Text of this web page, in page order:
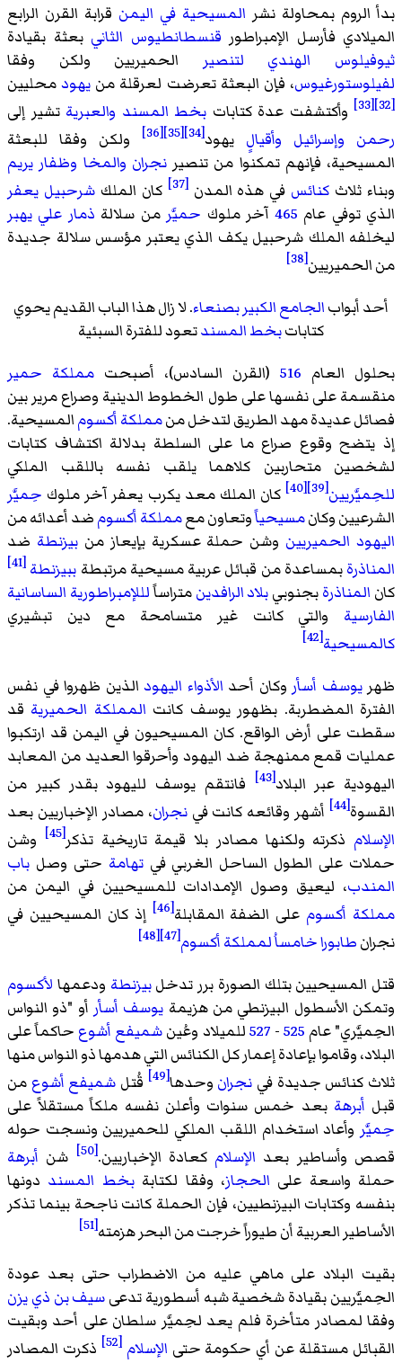
بدأ الروم بمحاولة نشر المسيحية في اليمن قرابة القرن الرابع
الميلادي فأرسل الإمبراطور قنسطانطيوس الثاني بعثة بقيادة
ثيوفيلوس الهندي
لتنصير الحميريين ولكن وفقا
لفيلوستورغيوس، فإن البعثة تعرضت لعرقلة من يهودمحليين
[32]
[33] وأكتشفت عدة كتابات بخط المسند والعبرية تشير إلى
رحمن وإسرائيل وأقيالٍ يهود[34]
[35]
[36]
ولكن وفقا للبعثة
المسيحية، فإنهم تمكنوا من تنصيرنجران والمخا وظفار يريم
وبناء ثلاث كنائس في هذه المدن[37] كان الملكشرحبيل يعفر
الذي توفي عام 465 آخر ملوك حميَّر من سلالة ذمار علي يهبر
ليخلفه الملك شرحبيل يكف الذي يعتبر مؤسس سلالة جديدة
من الحميريين[38]
أحد أبوابالجامع الكبير بصنعاء. لا زال هذا الباب القديم يحوي
كتاباتبخط المسندتعود للفترة السبئية
بحلول العام 516 (القرن السادس)، أصبحت مملكة حمير
منقسمة على نفسها على طول الخطوط الدينية وصراع مرير بين
فصائل عديدة مهد الطريق لتدخل منمملكة أكسومالمسيحية.
إذ يتضح وقوع صراع ما على السلطة بدلالة اكتشاف كتابات
لشخصين متحاربين كلاهما يلقب نفسه باللقب الملكي
للحِميَّريين[39]
[40] كان الملكمعد يكرب يعفر آخر ملوك حِميَّر
الشرعيين وكانمسيحياًوتعاون معمملكة أكسومضد أعدائه من
اليهود الحميريين وشن حملة عسكرية بإيعاز منبيزنطة ضد
المناذرةبمساعدة من قبائل عربية مسيحية مرتبطة ببيزنطة [41]
كان المناذرةبجنوبيبلاد الرافدينمتراساًلللإمبراطورية الساسانية
الفارسية والتي كانت غير متسامحة مع دين تبشيري
كالمسيحية[42]
ظهريوسف أسأر وكان أحد الأذواء اليهود الذين ظهروا في نفس
الفترة المضطربة. بظهور يوسف كانت المملكة الحميرية قد
سقطت على أرض الواقع. كان المسيحيون في اليمن قد ارتكبوا
عمليات قمع ممنهجة ضد اليهود وأحرقوا العديد من المعابد
اليهودية عبر البلاد[43]
فانتقم يوسف لليهود بقدر كبير من
القسوة[44] أشهر وقائعه كانت فينجران، مصادر الإخباريين بعد
الإسلام ذكرته ولكنها مصادر بلا قيمة تاريخية تذكر[45]
وشن
حملات على الطول الساحل الغربي فيتهامة حتى وصل باب
المندب، ليعيق وصول الإمدادات للمسيحيين في اليمن من
مملكة أكسوم على الضفة المقابلة[46]
إذ كان المسيحيين في
نجرانطابورا خامساُلمملكة أكسوم[47]
[48]
قتل المسيحيين بتلك الصورة برر تدخلبيزنطة ودعمها لأكسوم
وتمكن الأسطول البيزنطي من هزيمة يوسف أسأر أو "ذو النواس
الحِميَّري" عام 525
-
527للميلاد وعُينشميفع أشوع حاكماً على
البلاد، وقاموا بإعادة إعمار كل الكنائس التي هدمها ذو النواس منها
ثلاث كنائس جديدة في نجران وحدها[49] قُتل شميفع أشوع من
قبل أبرهة بعد خمس سنوات وأعلن نفسه ملكاً مستقلاً على
حِميَّر وأعاد استخدام اللقب الملكي للحميريين ونسجت حوله
قصص وأساطير بعد الإسلام كعادة الإخباريين.[50] شن أبرهة
حملة واسعة على الحجاز، وفقا لكتابةبخط المسند دونها
بنفسه وكتابات البيزنطيين، فإن الحملة كانت ناجحة بينما تذكر
الأساطير العربية أن طيوراً خرجت من البحر هزمته[51]
بقيت البلاد على ماهي عليه من الاضطراب حتى بعد عودة
الحِميَّريين بقيادة شخصية شبه أسطورية تدعىسيف بن ذي يزن
وفقا لمصادر متأخرة فلم يعد لحِميَّر سلطان على أحد وبقيت
القبائل مستقلة عن أي حكومة حتى الإسلام [52]
ذكرت المصادر